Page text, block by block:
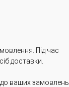
Під час
доставки.
ваших замовлень.